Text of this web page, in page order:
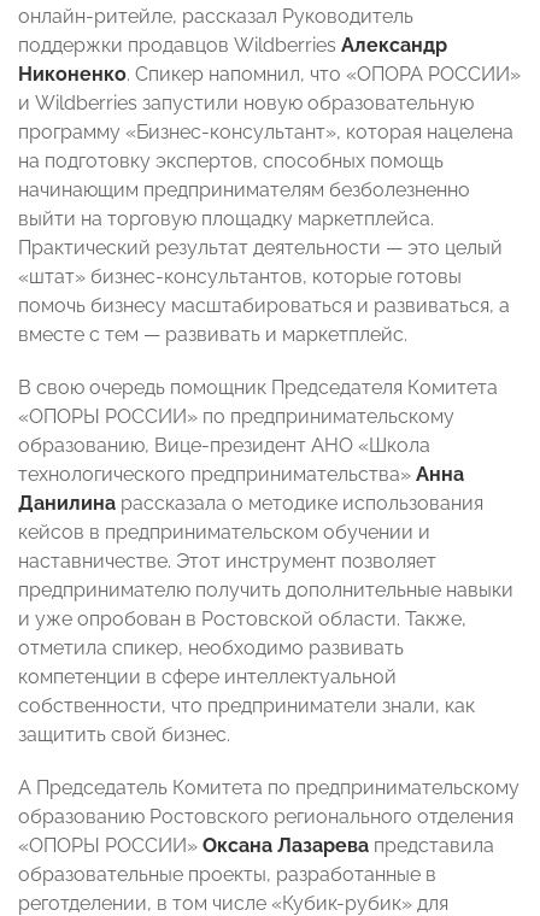
онлайн-ритейле, рассказал Руководитель
поддержки продавцов Wildberries Александр
Никоненко. Спикер напомнил, что «ОПОРА РОССИИ»
и Wildberries запустили новую образовательную
программу «Бизнес-консультант», которая нацелена
на подготовку экспертов, способных помощь
начинающим предпринимателям безболезненно
выйти на торговую площадку маркетплейса.
Практический результат деятельности — это целый
«штат» бизнес-консультантов, которые готовы
помочь бизнесу масштабироваться и развиваться, а
вместе с тем — развивать и маркетплейс.
В свою очередь помощник Председателя Комитета
«ОПОРЫ РОССИИ» по предпринимательскому
образованию, Вице-президент АНО «Школа
технологического предпринимательства» Анна
Данилина рассказала о методике использования
кейсов в предпринимательском обучении и
наставничестве. Этот инструмент позволяет
предпринимателю получить дополнительные навыки
и уже опробован в Ростовской области. Также,
отметила спикер, необходимо развивать
компетенции в сфере интеллектуальной
собственности, что предприниматели знали, как
защитить свой бизнес.
А Председатель Комитета по предпринимательскому
образованию Ростовского регионального отделения
«ОПОРЫ РОССИИ» Оксана Лазарева представила
образовательные проекты, разработанные в
реготделении, в том числе «Кубик-рубик» для